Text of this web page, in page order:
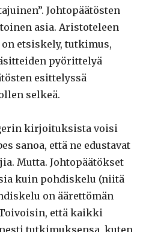
Johtopäätösten
asia. Aristoteleen
etsiskely, tutkimus,
pyörittelyä
esittelyssä
selkeä.
kirjoituksista voisi
sanoa, että ne edustavat
Mutta. Johtopäätökset
kuin pohdiskelu (niitä
on äärettömän
että kaikki
tutkimuksensa, kuten